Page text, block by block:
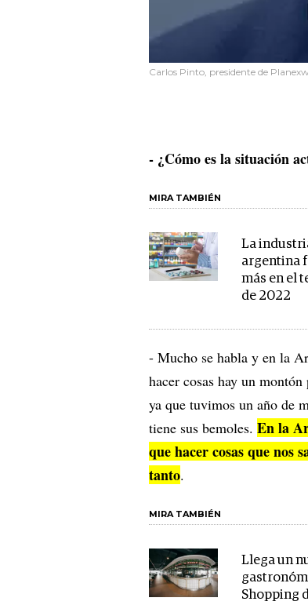
Carlos Pinto, presidente de
- ¿Cómo es la situación
MIRA TAMBIÉN
La
argentina
más en el
de 2022
- Mucho se habla y en la
hacer cosas hay un
ya que tuvimos un año de
tiene sus bemoles. En la
que hacer cosas que nos
tanto.
MIRA TAMBIÉN
Llega un
Shopping